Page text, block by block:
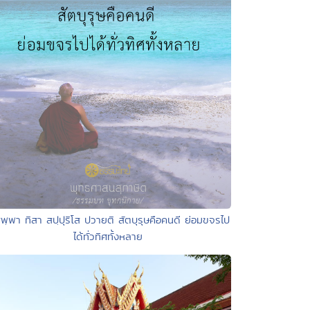
พา ทิสา สปฺปุริโส ปวายติ สัตบุรุษคือคนดี ย่อมขจรไป
ได้ทั่วทิศทั้งหลาย